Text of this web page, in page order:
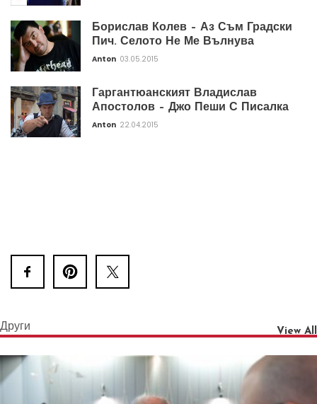
Борислав Колев – Аз Съм Градски
Пич. Селото Не Ме Вълнува
Anton 03.05.2015
Гаргантюанският Владислав
Апостолов – Джо Пеши С Писалка
Anton 22.04.2015
Други View All